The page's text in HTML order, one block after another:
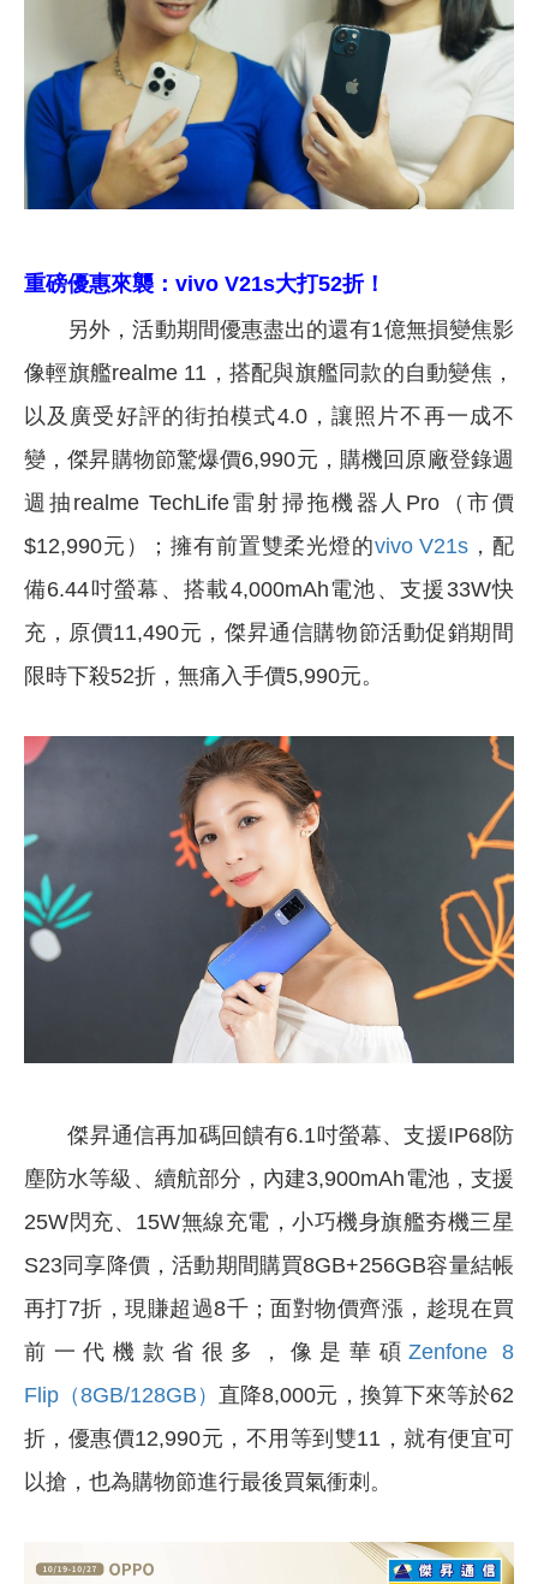
重磅優惠來襲：vivo V21s大打52折！
另外，活動期間優惠盡出的還有1億無損變焦影
像輕旗艦realme 11，搭配與旗艦同款的自動變焦，
以及廣受好評的街拍模式4.0，讓照片不再一成不
變，傑昇購物節驚爆價6,990元，購機回原廠登錄週
週抽realme TechLife雷射掃拖機器人Pro（市價
$12,990元）；擁有前置雙柔光燈的vivo V21s ，配
備6.44吋螢幕、搭載4,000mAh電池、支援33W快
充，原價11,490元，傑昇通信購物節活動促銷期間
限時下殺52折，無痛入手價5,990元。
傑昇通信再加碼回饋有6.1吋螢幕、支援IP68防
塵防水等級、續航部分，內建3,900mAh電池，支援
25W閃充、15W無線充電，小巧機身旗艦夯機三星
S23同享降價，活動期間購買8GB+256GB容量結帳
再打7折，現賺超過8千；面對物價齊漲，趁現在買
前一代機款省很多，像是華碩Zenfone 8
Flip（8GB/128GB） 直降8,000元，換算下來等於62
折，優惠價12,990元，不用等到雙11，就有便宜可
以搶，也為購物節進行最後買氣衝刺。